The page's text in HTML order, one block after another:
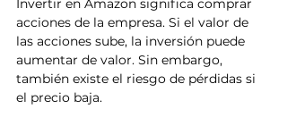
Invertir en Amazon significa comprar
acciones de la empresa. Si el valor de
las acciones sube, la inversión puede
aumentar de valor. Sin embargo,
también existe el riesgo de pérdidas si
el precio baja.